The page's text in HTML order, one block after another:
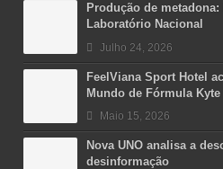
Produção de
Laboratório Nacional
Julho 24, 2026
FeelViana Sport Hotel
Mundo de Fórmula
Maio 15, 2026
Nova UNO analisa a
desinformação